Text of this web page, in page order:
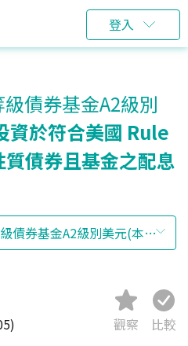
登入
債券基金A2級別
資於符合美國 Rule
債券且基金之配息
觀察 比較